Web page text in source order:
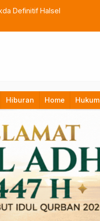
Definitif Halsel
Hiburan Home Hukum